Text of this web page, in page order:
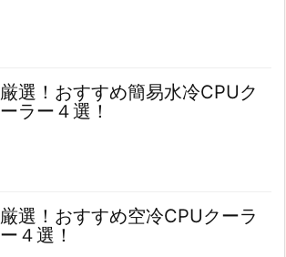
厳選！おすすめ簡易水冷CPUク
ーラー４選！
厳選！おすすめ空冷CPUクーラ
ー４選！